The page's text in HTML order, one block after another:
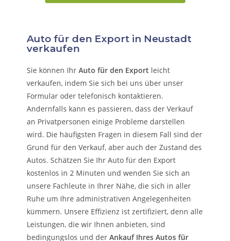
Auto für den Export in Neustadt
verkaufen
Sie können IhrAuto für den Export leicht
verkaufen, indem Sie sich bei uns über unser
Formular oder telefonisch kontaktieren.
Andernfalls kann es passieren, dass der Verkauf
an Privatpersonen einige Probleme darstellen
wird. Die häufigsten Fragen in diesem Fall sind der
Grund für den Verkauf, aber auch der Zustand des
Autos. Schätzen Sie Ihr Auto für den Export
kostenlos in 2 Minuten und wenden Sie sich an
unsere Fachleute in Ihrer Nähe, die sich in aller
Ruhe um Ihre administrativen Angelegenheiten
kümmern. Unsere Effizienz ist zertifiziert, denn alle
Leistungen, die wir Ihnen anbieten, sind
bedingungslos und derAnkauf Ihres Autos für